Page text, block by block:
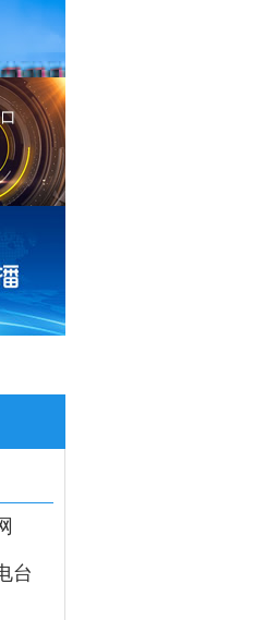
彻党的二十届四中全会
台